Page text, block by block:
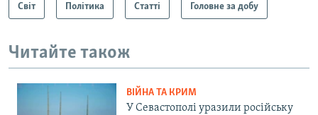
Світ Політика Статті Головне за добу
Читайте також
ВІЙНА ТА КРИМ
У Севастополі уразили російську